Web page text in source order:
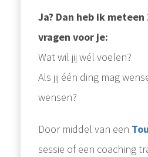
Ja? Dan heb ik
vragen voor je:
Wat wil jij wél voelen?
Als jij één ding mag
wensen?
Door middel van een
sessie of een coaching